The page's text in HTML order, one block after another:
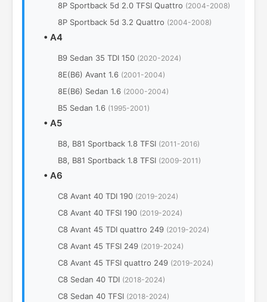
8P Sportback 5d 2.0 TFSI Quattro (2004-2008)
8P Sportback 5d 3.2 Quattro (2004-2008)
• A4
B9 Sedan 35 TDI 150 (2020-2024)
8E(B6) Avant 1.6 (2001-2004)
8E(B6) Sedan 1.6 (2000-2004)
B5 Sedan 1.6 (1995-2001)
• A5
B8, B81 Sportback 1.8 TFSI (2011-2016)
B8, B81 Sportback 1.8 TFSI (2009-2011)
• A6
C8 Avant 40 TDI 190 (2019-2024)
C8 Avant 40 TFSI 190 (2019-2024)
C8 Avant 45 TDI quattro 249 (2019-2024)
C8 Avant 45 TFSI 249 (2019-2024)
C8 Avant 45 TFSI quattro 249 (2019-2024)
C8 Sedan 40 TDI (2018-2024)
C8 Sedan 40 TFSI (2018-2024)